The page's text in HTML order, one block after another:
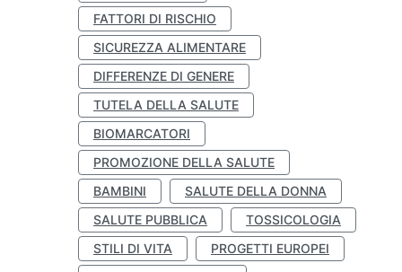
FATTORI DI RISCHIO
SICUREZZA ALIMENTARE
DIFFERENZE DI GENERE
TUTELA DELLA SALUTE
BIOMARCATORI
PROMOZIONE DELLA SALUTE
BAMBINI
SALUTE DELLA DONNA
SALUTE PUBBLICA
TOSSICOLOGIA
STILI DI VITA
PROGETTI EUROPEI